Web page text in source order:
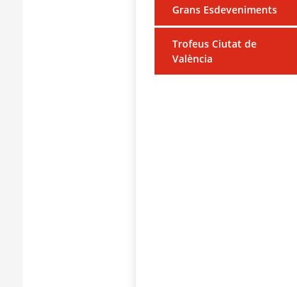
Grans Esdeveniments
Trofeus Ciutat de
València